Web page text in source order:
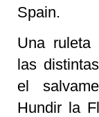
Spain.
Una ruleta
las
el
Hundir la